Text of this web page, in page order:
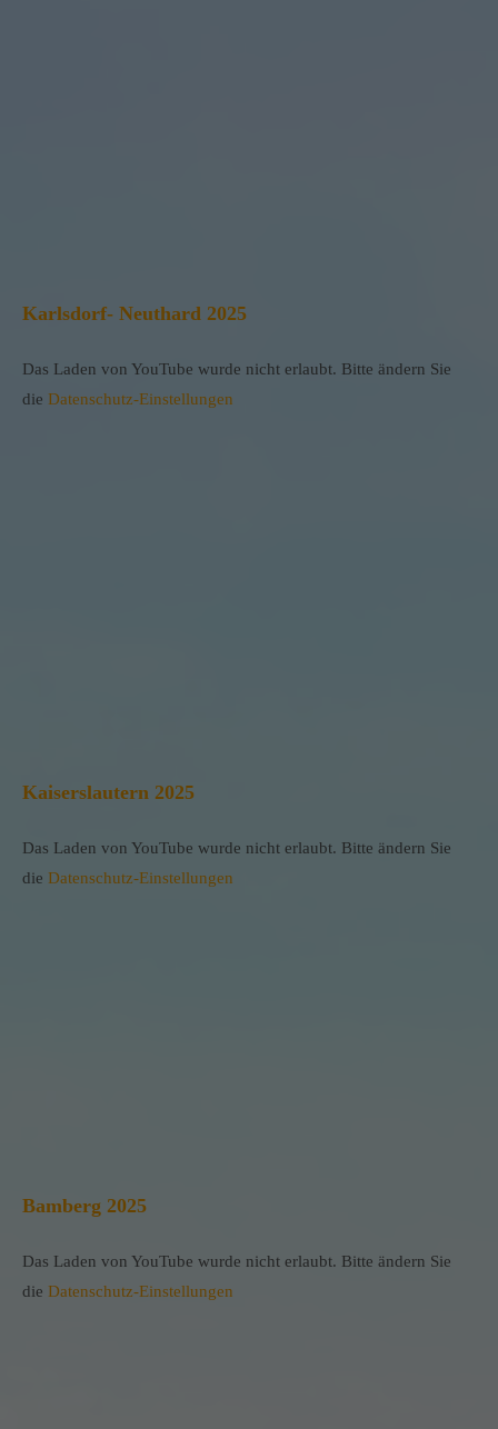
Karlsdorf- Neuthard 2025
Das Laden von YouTube wurde nicht erlaubt. Bitte ändern Sie
die Datenschutz-Einstellungen
Kaiserslautern 2025
Das Laden von YouTube wurde nicht erlaubt. Bitte ändern Sie
die Datenschutz-Einstellungen
Bamberg 2025
Das Laden von YouTube wurde nicht erlaubt. Bitte ändern Sie
die Datenschutz-Einstellungen